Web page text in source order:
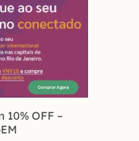
10% OFF –